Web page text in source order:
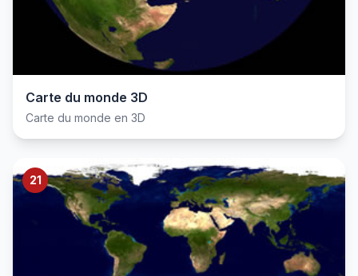
Carte du monde 3D
Carte du monde en 3D
21